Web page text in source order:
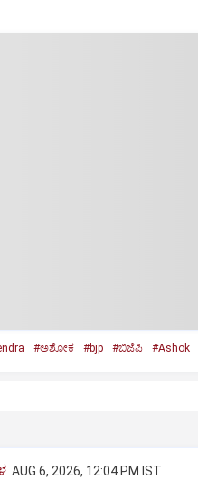
#ಅಶೋಕ #bjp #ಬಿಜೆಪಿ #Ashok
AUG 6, 2026, 12:04 PM IST